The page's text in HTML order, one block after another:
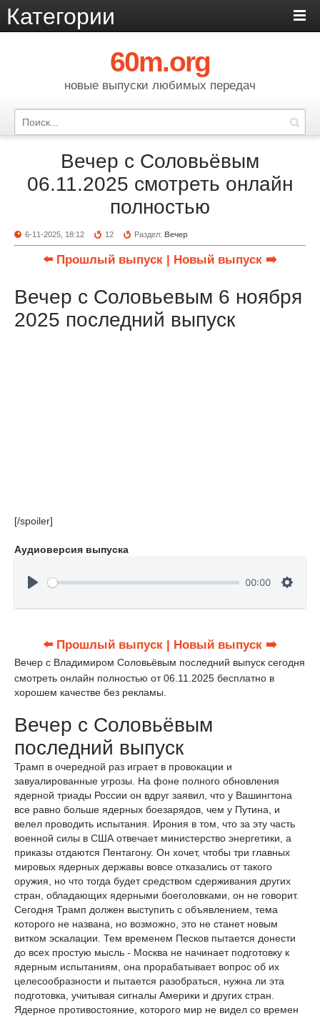
Категории
60m.org
новые выпуски любимых передач
Вечер с Соловьёвым
06.11.2025 смотреть онлайн
полностью
6-11-2025, 18:12 12 Раздел:Вечер
⬅️ Прошлый выпуск | Новый выпуск ➡️
Вечер с Соловьевым 6 ноября
2025 последний выпуск
[/spoiler]
Аудиоверсия выпуска
00:00
⬅️ Прошлый выпуск | Новый выпуск ➡️
Вечер с Владимиром Соловьёвым последний выпуск сегодня
смотреть онлайн полностью от 06.11.2025 бесплатно в
хорошем качестве без рекламы.
Вечер с Соловьёвым
последний выпуск
Трамп в очередной раз играет в провокации и
завуалированные угрозы. На фоне полного обновления
ядерной триады России он вдруг заявил, что у Вашингтона
все равно больше ядерных боезарядов, чем у Путина, и
велел проводить испытания. Ирония в том, что за эту часть
военной силы в США отвечает министерство энергетики, а
приказы отдаются Пентагону. Он хочет, чтобы три главных
мировых ядерных державы вовсе отказались от такого
оружия, но что тогда будет средством сдерживания других
стран, обладающих ядерными боеголовками, он не говорит.
Сегодня Трамп должен выступить с объявлением, тема
которого не названа, но возможно, это не станет новым
витком эскалации. Тем временем Песков пытается донести
до всех простую мысль - Москва не начинает подготовку к
ядерным испытаниям, она прорабатывает вопрос об их
целесообразности и пытается разобраться, нужна ли эта
подготовка, учитывая сигналы Америки и других стран.
Ядерное противостояние, которого мир не видел со времен